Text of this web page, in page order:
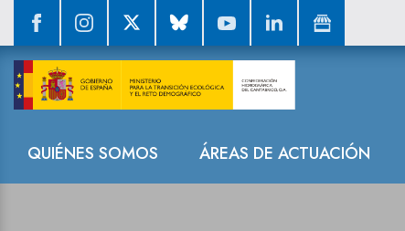
Navegación
QUIÉNES SOMOS ÁREAS DE ACTUACIÓN
Sala de prensa